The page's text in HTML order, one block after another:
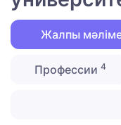
Жалпы
Профессии 4